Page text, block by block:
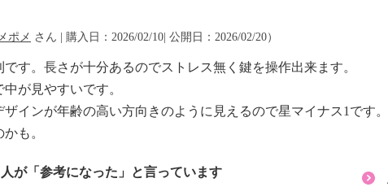
ポメ さん | 購入日：2026/02/10| 公開日：2026/02/20）
す。長さが十分あるのでストレス無く鍵を操作出来ます。
が見やすいです。
インが年齢の高い方向きのように見えるので星マイナス1です。
も。
が「参考になった」と言っています